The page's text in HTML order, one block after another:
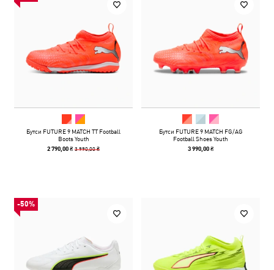
Бутси FUTURE 9 MATCH TT Football
Boots Youth
2 790,00 ₴3 990,00 ₴
Бутси FUTURE 9 MATCH FG/AG
Football Shoes Youth
3 990,00 ₴
-50%